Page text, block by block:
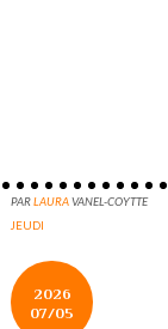
PARLAURAVANEL-COYTTE
JEUDI
2026
07/05